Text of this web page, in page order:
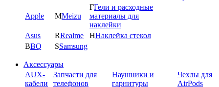
Apple MMeizu
ГГели и расходные
материалы для
наклейки
Asus
RRealme ННаклейка стекол
BBQ SSamsung
Аксессуары
AUX-
кабели
Запчасти для
телефонов
Наушники и
гарнитуры
Чехлы для
AirPods